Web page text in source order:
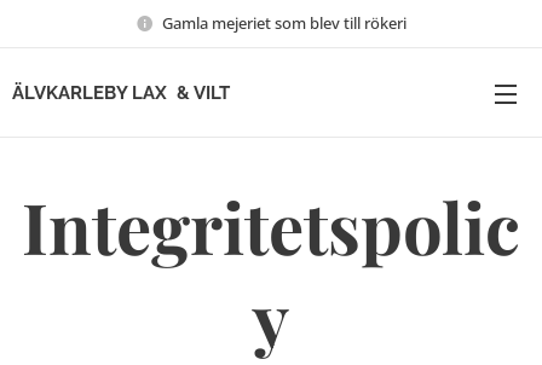
Gamla mejeriet som blev till rökeri
ÄLVKARLEBY LAX & VILT
Integritetspolic
y